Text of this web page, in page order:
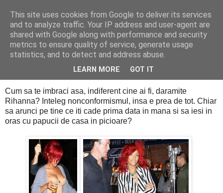
PentruDive.ro
joi, 28 octombrie 2010
Cum sa te imbraci asa, indiferent cine ai fi, daramite
Rihanna? Inteleg nonconformismul, insa e prea de tot. Chiar
sa arunci pe tine ce iti cade prima data in mana si sa iesi in
oras cu papucii de casa in picioare?
This site uses cookies from Google to deliver its services
and to analyze traffic. Your IP address and user-agent are
shared with Google along with performance and security
metrics to ensure quality of service, generate usage
statistics, and to detect and address abuse.
LEARN MORE GOT IT